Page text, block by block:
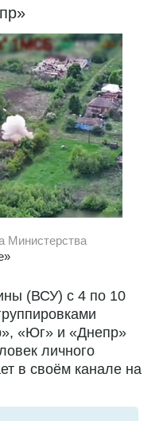
Министерства
(ВСУ) с 4 по 10
«Юг» и «Днепр»
личного
в своём канале на